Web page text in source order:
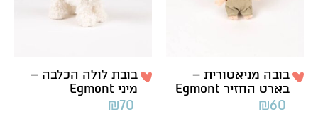
בובה מניאטורית –
בארט החזיר Egmont
₪60
בובת לולה הכלבה –
מיני Egmont
₪70